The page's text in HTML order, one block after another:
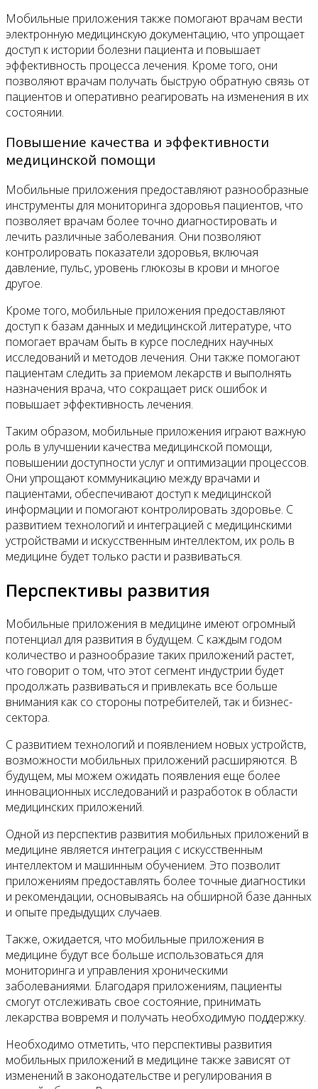
Mобильные приложения также помогают врачам вести
электронную медицинскую документацию, что упрощает
доступ к истории болезни пациента и повышает
эффективность процесса лечения. Кроме того, они
позволяют врачам получать быструю обратную связь от
пациентов и оперативно реагировать на изменения в их
состоянии.
Повышение качества и эффективности
медицинской помощи
Мобильные приложения предоставляют разнообразные
инструменты для мониторинга здоровья пациентов, что
позволяет врачам более точно диагностировать и
лечить различные заболевания. Они позволяют
контролировать показатели здоровья, включая
давление, пульс, уровень глюкозы в крови и многое
другое.
Кроме того, мобильные приложения предоставляют
доступ к базам данных и медицинской литературе, что
помогает врачам быть в курсе последних научных
исследований и методов лечения. Они также помогают
пациентам следить за приемом лекарств и выполнять
назначения врача, что сокращает риск ошибок и
повышает эффективность лечения.
Таким образом, мобильные приложения играют важную
роль в улучшении качества медицинской помощи,
повышении доступности услуг и оптимизации процессов.
Они упрощают коммуникацию между врачами и
пациентами, обеспечивают доступ к медицинской
информации и помогают контролировать здоровье. С
развитием технологий и интеграцией с медицинскими
устройствами и искусственным интеллектом, их роль в
медицине будет только расти и развиваться.
Перспективы развития
Мобильные приложения в медицине имеют огромный
потенциал для развития в будущем. С каждым годом
количество и разнообразие таких приложений растет,
что говорит о том, что этот сегмент индустрии будет
продолжать развиваться и привлекать все больше
внимания как со стороны потребителей, так и бизнес-
сектора.
С развитием технологий и появлением новых устройств,
возможности мобильных приложений расширяются. В
будущем, мы можем ожидать появления еще более
инновационных исследований и разработок в области
медицинских приложений.
Одной из перспектив развития мобильных приложений в
медицине является интеграция с искусственным
интеллектом и машинным обучением. Это позволит
приложениям предоставлять более точные диагностики
и рекомендации, основываясь на обширной базе данных
и опыте предыдущих случаев.
Также, ожидается, что мобильные приложения в
медицине будут все больше использоваться для
мониторинга и управления хроническими
заболеваниями. Благодаря приложениям, пациенты
смогут отслеживать свое состояние, принимать
лекарства вовремя и получать необходимую поддержку.
Необходимо отметить, что перспективы развития
мобильных приложений в медицине также зависят от
изменений в законодательстве и регулирования в